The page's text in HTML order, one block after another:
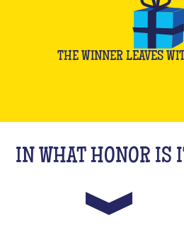
THE WINNER LEAVES
IN WHAT HONOR IS